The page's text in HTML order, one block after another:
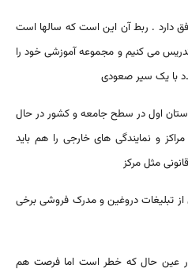
دارد . ربط آن این است که سالها است
می کنیم و مجموعه آموزشی خود را
با یک سیر صعودی
اول در سطح جامعه و کشور در حال
و نمایندگی های خارجی را هم باید
مثل مرکز
تبلیغات دروغین و مدرک فروشی برخی
عین حال که خطر است اما فرصت هم